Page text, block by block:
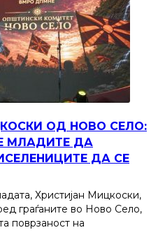
ОД НОВО СЕЛО:
МЛАДИТЕ ДА
ДА СЕ
Христијан Мицкоски,
граѓаните во Ново Село,
поврзаност на